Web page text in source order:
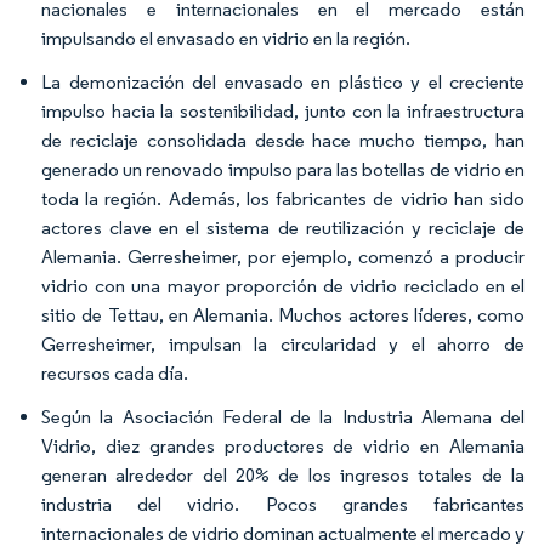
nacionales e internacionales en el mercado están
impulsando el envasado en vidrio en la región.
La demonización del envasado en plástico y el creciente
impulso hacia la sostenibilidad, junto con la infraestructura
de reciclaje consolidada desde hace mucho tiempo, han
generado un renovado impulso para las botellas de vidrio en
toda la región. Además, los fabricantes de vidrio han sido
actores clave en el sistema de reutilización y reciclaje de
Alemania. Gerresheimer, por ejemplo, comenzó a producir
vidrio con una mayor proporción de vidrio reciclado en el
sitio de Tettau, en Alemania. Muchos actores líderes, como
Gerresheimer, impulsan la circularidad y el ahorro de
recursos cada día.
Según la Asociación Federal de la Industria Alemana del
Vidrio, diez grandes productores de vidrio en Alemania
generan alrededor del 20% de los ingresos totales de la
industria del vidrio. Pocos grandes fabricantes
internacionales de vidrio dominan actualmente el mercado y